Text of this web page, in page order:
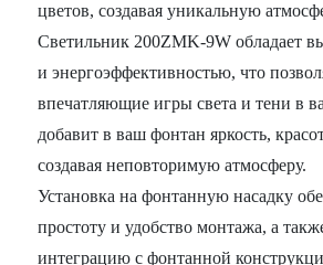
цветов, создавая уникальную
Светильник 200ZMK-9W обладает
и энергоэффективностью, что
впечатляющие игры света и тени в
добавит в ваш фонтан яркость,
создавая неповторимую атмосферу.
Установка на фонтанную насадку
простоту и удобство монтажа, а
интеграцию с фонтанной